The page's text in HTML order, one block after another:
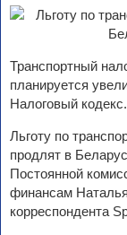
Транспортный
планируется
Налоговый кодекс.
Льготу по
продлят в
Постоянной
финансам
корреспондента